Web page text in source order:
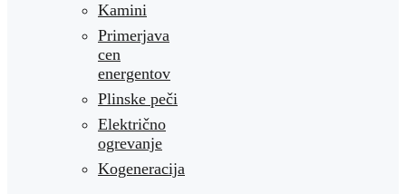
Kamini
Primerjava
cen
energentov
Plinske peči
Električno
ogrevanje
Kogeneracija